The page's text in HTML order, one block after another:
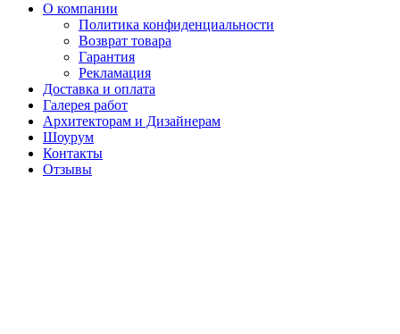
О компании
Политика конфиденциальности
Возврат товара
Гарантия
Рекламация
Доставка и оплата
Галерея работ
Архитекторам и Дизайнерам
Шоурум
Контакты
Отзывы